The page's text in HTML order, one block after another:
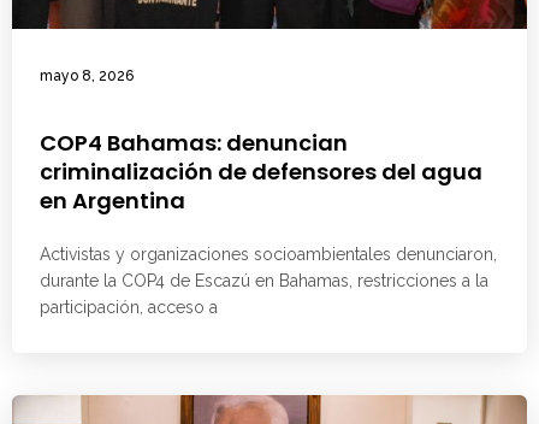
mayo 8, 2026
COP4 Bahamas: denuncian
criminalización de defensores del agua
en Argentina
Activistas y organizaciones socioambientales denunciaron,
durante la COP4 de Escazú en Bahamas, restricciones a la
participación, acceso a